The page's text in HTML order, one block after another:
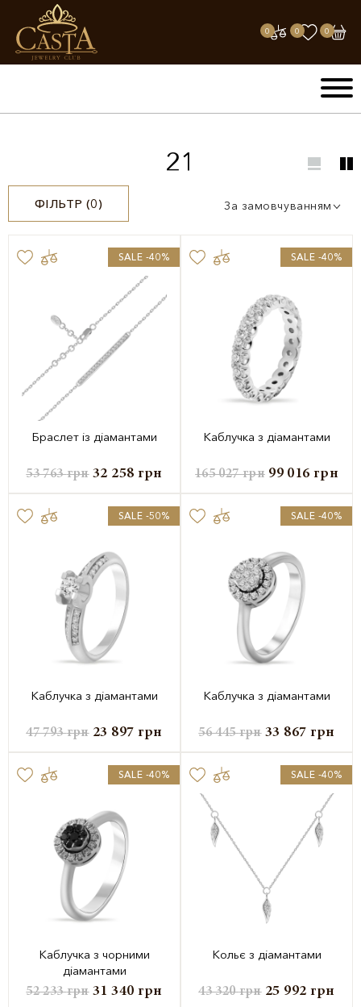
0 0 0
21
ФІЛЬТР (0) За замовчуванням
SALE -40%
Браслет із діамантами
53 763грн 32 258 грн
SALE -40%
Каблучка з діамантами
165 027грн 99 016 грн
SALE -50%
Каблучка з діамантами
47 793грн 23 897 грн
SALE -40%
Каблучка з діамантами
56 445грн 33 867 грн
SALE -40%
Каблучка з чорними
діамантами
52 233грн 31 340 грн
SALE -40%
Кольє з діамантами
43 320грн 25 992 грн